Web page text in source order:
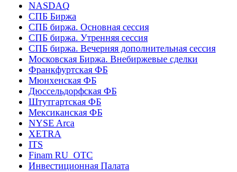
NASDAQ
СПБ Биржа
СПБ биржа. Основная сессия
СПБ биржа. Утренняя сессия
СПБ биржа. Вечерняя дополнительная сессия
Московская Биржа. Внебиржевые сделки
Франкфуртская ФБ
Мюнхенская ФБ
Дюссельдорфская ФБ
Штутгартская ФБ
Мексиканская ФБ
NYSE Arca
XETRA
ITS
Finam RU_OTC
Инвестиционная Палата